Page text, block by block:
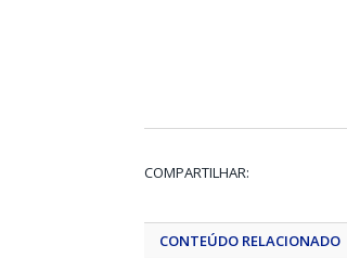
COMPARTILHAR:
CONTEÚDO RELACIONADO